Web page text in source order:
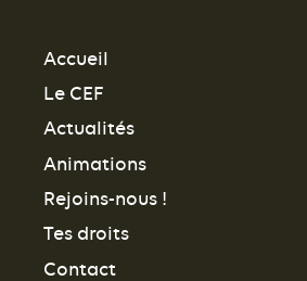
Accueil
Le CEF
Actualités
Animations
Rejoins-nous !
Tes droits
Contact